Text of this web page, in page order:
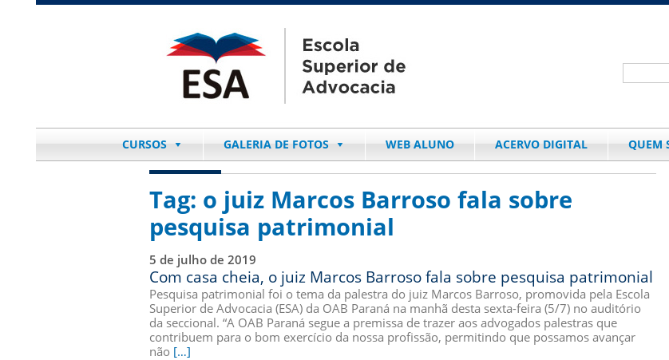
CURSOS GALERIA DE FOTOS WEB ALUNO ACERVO DIGITAL QUEM
Tag: o juiz Marcos Barroso fala sobre
pesquisa patrimonial
5 de julho de 2019
Com casa cheia, o juiz Marcos Barroso fala sobre pesquisa patrimonial
Pesquisa patrimonial foi o tema da palestra do juiz Marcos Barroso, promovida pela Escola
Superior de Advocacia (ESA) da OAB Paraná na manhã desta sexta-feira (5/7) no auditório
da seccional. “A OAB Paraná segue a premissa de trazer aos advogados palestras que
contribuem para o bom exercício da nossa profissão, permitindo que possamos avançar
não […]